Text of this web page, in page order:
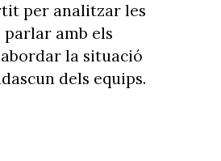
per analitzar les
amb els
la situació
dels equips.